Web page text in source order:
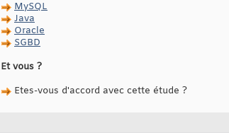
MySQL
Java
Oracle
SGBD
Et vous ?
Etes-vous d'accord avec cette étude ?